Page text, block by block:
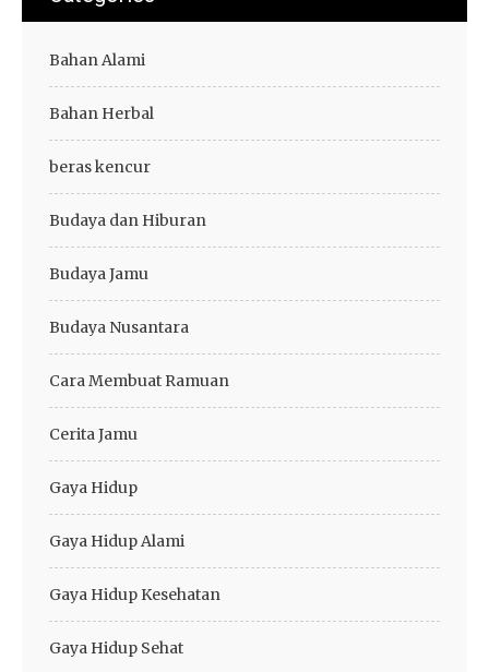
Bahan Alami
Bahan Herbal
beras kencur
Budaya dan Hiburan
Budaya Jamu
Budaya Nusantara
Cara Membuat Ramuan
Cerita Jamu
Gaya Hidup
Gaya Hidup Alami
Gaya Hidup Kesehatan
Gaya Hidup Sehat